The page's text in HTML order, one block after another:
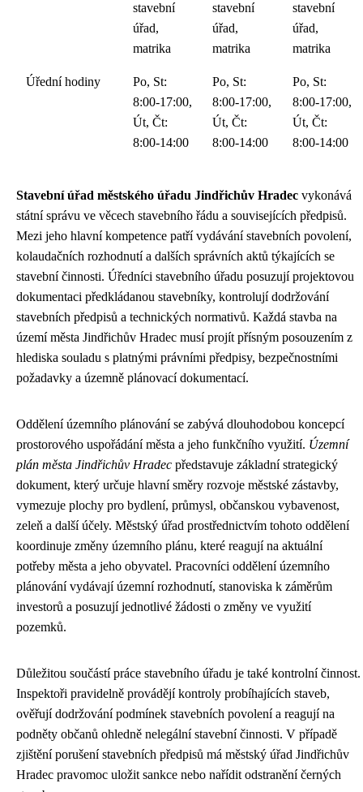
stavební
úřad,
matrika
stavební
úřad,
matrika
stavební
úřad,
matrika
Úřední hodiny
Po, St:
8:00-17:00,
Út, Čt:
8:00-14:00
Po, St:
8:00-17:00,
Út, Čt:
8:00-14:00
Po, St:
8:00-17:00,
Út, Čt:
8:00-14:00
Stavební úřad městského úřadu Jindřichův Hradec vykonává
státní správu ve věcech stavebního řádu a souvisejících předpisů.
Mezi jeho hlavní kompetence patří vydávání stavebních povolení,
kolaudačních rozhodnutí a dalších správních aktů týkajících se
stavební činnosti. Úředníci stavebního úřadu posuzují projektovou
dokumentaci předkládanou stavebníky, kontrolují dodržování
stavebních předpisů a technických normativů. Každá stavba na
území města Jindřichův Hradec musí projít přísným posouzením z
hlediska souladu s platnými právními předpisy, bezpečnostními
požadavky a územně plánovací dokumentací.
Oddělení územního plánování se zabývá dlouhodobou koncepcí
prostorového uspořádání města a jeho funkčního využití. Územní
plán města Jindřichův Hradec představuje základní strategický
dokument, který určuje hlavní směry rozvoje městské zástavby,
vymezuje plochy pro bydlení, průmysl, občanskou vybavenost,
zeleň a další účely. Městský úřad prostřednictvím tohoto oddělení
koordinuje změny územního plánu, které reagují na aktuální
potřeby města a jeho obyvatel. Pracovníci oddělení územního
plánování vydávají územní rozhodnutí, stanoviska k záměrům
investorů a posuzují jednotlivé žádosti o změny ve využití
pozemků.
Důležitou součástí práce stavebního úřadu je také kontrolní činnost.
Inspektoři pravidelně provádějí kontroly probíhajících staveb,
ověřují dodržování podmínek stavebních povolení a reagují na
podněty občanů ohledně nelegální stavební činnosti. V případě
zjištění porušení stavebních předpisů má městský úřad Jindřichův
Hradec pravomoc uložit sankce nebo nařídit odstranění černých